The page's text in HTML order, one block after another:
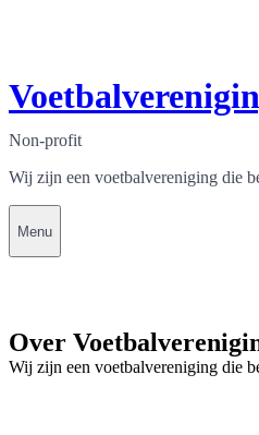
Non-profit
Wij zijn een voetbalvereniging die
Menu
Over
Wij zijn een voetbalvereniging die